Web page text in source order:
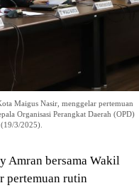
Maigus Nasir, menggelar pertemuan
Organisasi Perangkat Daerah (OPD)
3/2025).
Amran bersama Wakil
pertemuan rutin